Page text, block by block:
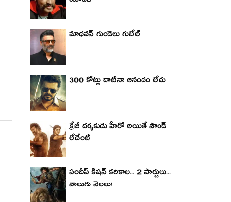
మాధ‌వ‌న్ గుండెలు గుబేల్‌
300 కోట్లు దాటినా ఆనందం లేదు
క్రేజీ దర్శకుడు హీరో అయితే సౌండ్
లేదేంటి
సందీప్ కిషన్ కరికాల... 2 పార్టులు...
నాలుగు నెలలు!